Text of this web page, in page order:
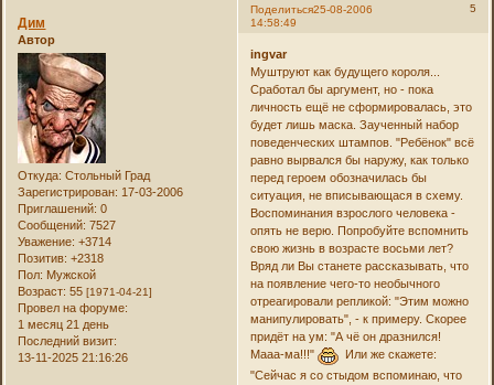
Поделиться 5
25-08-2006
14:58:49
Дим
Автор
Откуда: Стольный Град
Зарегистрирован: 17-03-2006
Приглашений: 0
Сообщений: 7527
Уважение: +3714
Позитив: +2318
Пол: Мужской
Возраст: 55[1971-04-21]
Провел на форуме:
1 месяц 21 день
Последний визит:
13-11-2025 21:16:26
ingvar
Муштруют как будущего короля...
Сработал бы аргумент, но - пока
личность ещё не сформировалась, это
будет лишь маска. Заученный набор
поведенческих штампов. "Ребёнок" всё
равно вырвался бы наружу, как только
перед героем обозначилась бы
ситуация, не вписывающася в схему.
Воспоминания взрослого человека -
опять не верю. Попробуйте вспомнить
свою жизнь в возрасте восьми лет?
Вряд ли Вы станете рассказывать, что
на появление чего-то необычного
отреагировали репликой: "Этим можно
манипулировать", - к примеру. Скорее
придёт на ум: "А чё он дразнился!
Мааа-ма!!!"
Или же скажете:
"Сейчас я со стыдом вспоминаю, что